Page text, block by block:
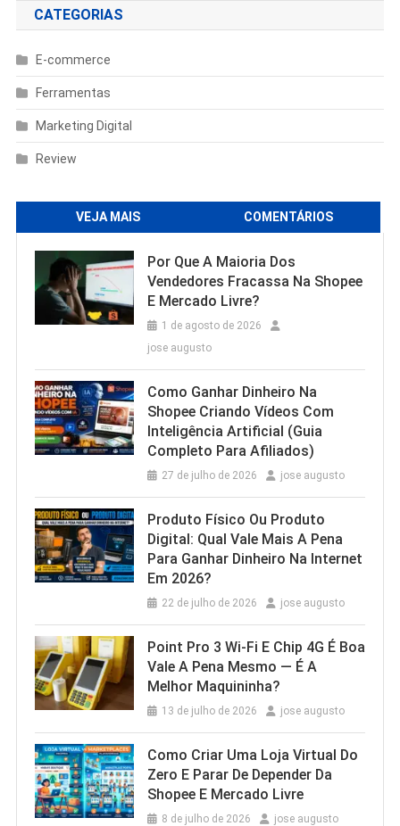
CATEGORIAS
E-commerce
Ferramentas
Marketing Digital
Review
VEJA MAIS COMENTÁRIOS
Por Que A Maioria Dos
Vendedores Fracassa Na Shopee
E Mercado Livre?
1 de agosto de 2026
jose augusto
Como Ganhar Dinheiro Na
Shopee Criando Vídeos Com
Inteligência Artificial (Guia
Completo Para Afiliados)
27 de julho de 2026 jose augusto
Produto Físico Ou Produto
Digital: Qual Vale Mais A Pena
Para Ganhar Dinheiro Na Internet
Em 2026?
22 de julho de 2026 jose augusto
Point Pro 3 Wi‑Fi E Chip 4G É Boa
Vale A Pena Mesmo — É A
Melhor Maquininha?
13 de julho de 2026 jose augusto
Como Criar Uma Loja Virtual Do
Zero E Parar De Depender Da
Shopee E Mercado Livre
8 de julho de 2026 jose augusto